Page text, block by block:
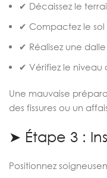
✔ Décaissez le
✔ Compactez le sol
✔ Réalisez une
✔ Vérifiez le
Une mauvaise
des fissures ou un
➤ Étape 3 :
Positionnez